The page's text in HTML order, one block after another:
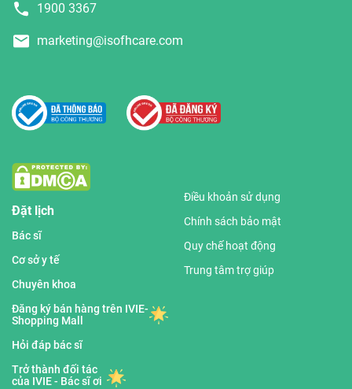
1900 3367
marketing@isofhcare.com
Đặt lịch
Bác sĩ
Cơ sở y tế
Chuyên khoa
Đăng ký bán hàng trên IVIE-
Shopping Mall
Hỏi đáp bác sĩ
Trở thành đối tác
của IVIE - Bác sĩ ơi
Điều khoản sử dụng
Chính sách bảo mật
Quy chế hoạt động
Trung tâm trợ giúp